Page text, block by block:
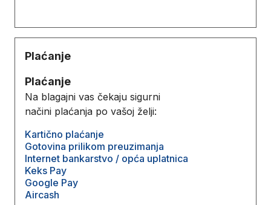
Plaćanje
Plaćanje
Na blagajni vas čekaju sigurni
načini plaćanja po vašoj želji:
Kartično plaćanje
Gotovina prilikom preuzimanja
Internet bankarstvo / opća uplatnica
Keks Pay
Google Pay
Aircash